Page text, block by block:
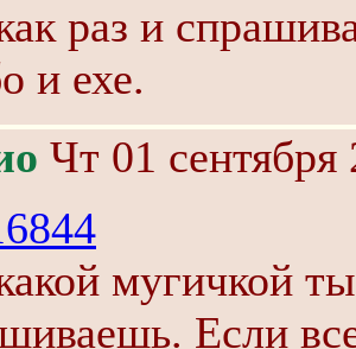
раз и
и ехе.
Чт 01
мугичкой
Если